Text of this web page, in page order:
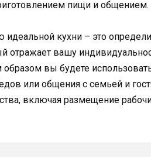
пищи и общением.
кухни – это
отражает вашу
вы будете
или общения с семьей и
включая размещение